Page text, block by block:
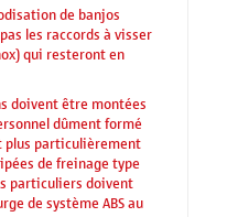
de banjos
les raccords à visser
qui resteront en
doivent être montées
dûment formé
plus particulièrement
de freinage type
particuliers doivent
de système ABS au